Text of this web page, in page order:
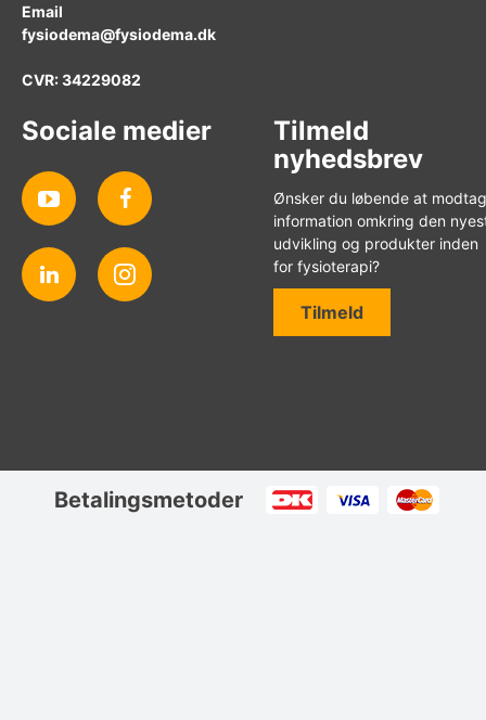
Email
fysiodema@fysiodema.dk
CVR: 34229082
Sociale medier
Tilmeld
nyhedsbrev
Ønsker du løbende at
information omkring den
udvikling og produkter inden
for fysioterapi?
Tilmeld
Betalingsmetoder